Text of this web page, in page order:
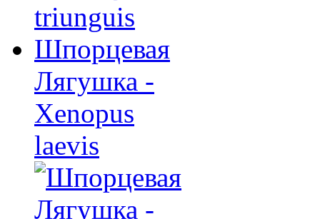
Шпорцевая
Лягушка -
Xenopus
laevis